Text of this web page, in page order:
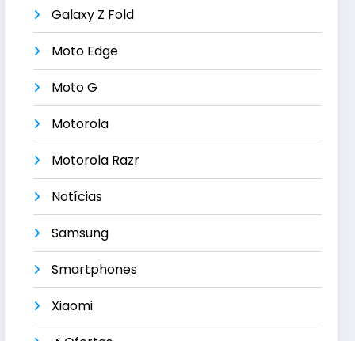
Galaxy Z Fold
Moto Edge
Moto G
Motorola
Motorola Razr
Notícias
Samsung
Smartphones
Xiaomi